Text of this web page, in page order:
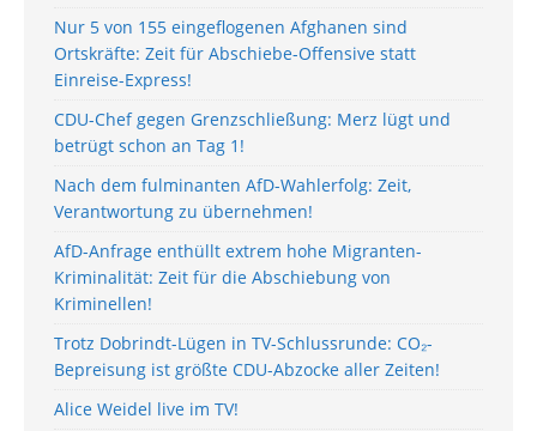
Nur 5 von 155 eingeflogenen Afghanen sind
Ortskräfte: Zeit für Abschiebe-Offensive statt
Einreise-Express!
CDU-Chef gegen Grenzschließung: Merz lügt und
betrügt schon an Tag 1!
Nach dem fulminanten AfD-Wahlerfolg: Zeit,
Verantwortung zu übernehmen!
AfD-Anfrage enthüllt extrem hohe Migranten-
Kriminalität: Zeit für die Abschiebung von
Kriminellen!
Trotz Dobrindt-Lügen in TV-Schlussrunde: CO₂-
Bepreisung ist größte CDU-Abzocke aller Zeiten!
Alice Weidel live im TV!